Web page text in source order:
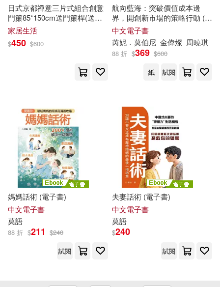
波莉・莫蘭(1)
波里斯‧寇戴明斯基(1)
泰絲．格里森(1)
浦上滿(1) 海倫．莫提姆(1)
溫蒂．莫傑爾(1)
漢斯達・索文德拉・謝卡爾 Hansd
a Sowvendra Shekhar(1)
漫畫:小龍(1)
潔西卡薩‧巴格利(1)
黑龍江美術出版社(1)
日式京都禪意三片式組合創意
門簾85*150cm送門簾桿(送桿
子/長門簾/風水簾/門簾/臥室門
簾/短門簾) 淺
家居生活
$450 $600
航向藍海：突破價值成本邊
界，開創新市場的策略行動 (電
子書)
中文電子書
芮妮． 莫伯尼 金偉燦 周曉琪
88 折 $369 $600
紙
試閱
媽媽話術 (電子書)
中文電子書
莫語
88 折 $211 $240
試閱
夫妻話術 (電子書)
中文電子書
莫語
$240
試閱